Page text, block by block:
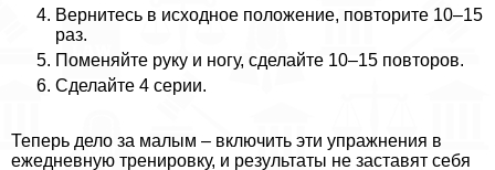
Вернитесь в исходное положение, повторите 10–15
раз.
Поменяйте руку и ногу, сделайте 10–15 повторов.
Сделайте 4 серии.
Теперь дело за малым – включить эти упражнения в
ежедневную тренировку, и результаты не заставят себя